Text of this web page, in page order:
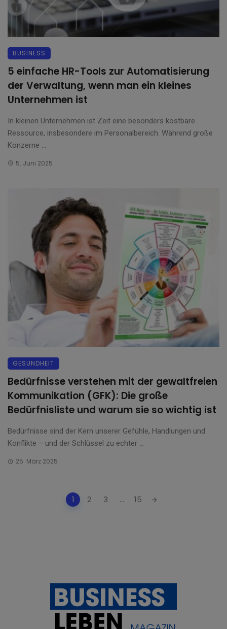
BUSINESS
5 einfache HR-Tools zur Automatisierung
der Verwaltung, wenn man ein kleines
Unternehmen ist
In kleinen Unternehmen ist Zeit eine besonders kostbare
Ressource, insbesondere im Personalbereich. Während große
Konzerne ...
5. Juni 2025
GESUNDHEIT
Bedürfnisse verstehen mit der gewaltfreien
Kommunikation (GFK): Die große
Bedürfnisliste und warum sie so wichtig ist
Bedürfnisse sind der Kern unserer Gefühle, Handlungen und
Konflikte – und der Schlüssel zu echter ...
25. März 2025
1 2 3 ... 15